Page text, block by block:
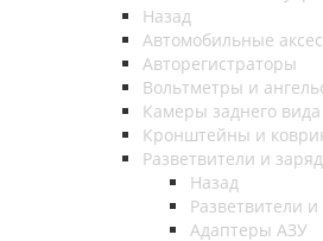
Назад
Автомобильные
Авторегистраторы
Вольтметры и
Камеры заднего вида
Кронштейны и
Разветвители и
Назад
Разветвители
Адаптеры АЗУ